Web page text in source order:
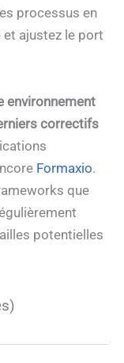
processus en
et ajustez le port
environnement
correctifs
Formaxio.
que
potentielles